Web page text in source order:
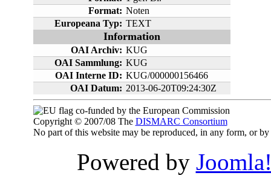
Format: Noten
Europeana Typ: TEXT
Information
OAI Archiv: KUG
OAI Sammlung: KUG
OAI Interne ID: KUG/000000156466
OAI Datum: 2013-06-20T09:24:30Z
co-funded by the European Commission
Copyright © 2007/08 The DISMARC Consortium
No part of this website may be reproduced, in any form, or
Powered by